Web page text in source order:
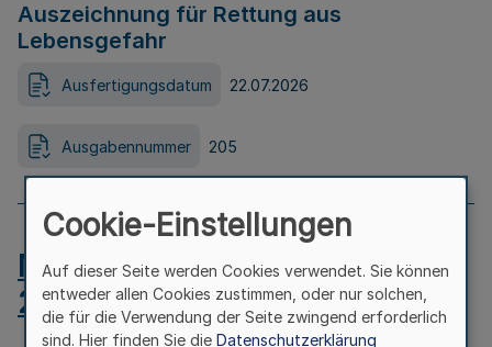
Auszeichnung für Rettung aus
Lebensgefahr
Ausfertigungsdatum 22.07.2026
Ausgabennummer 205
MB.NRW 2026 Nr. 204 vom
24.07.2026
Cookie-Einstellungen
Auf dieser Seite werden Cookies verwendet. Sie können
entweder allen Cookies zustimmen, oder nur solchen,
die für die Verwendung der Seite zwingend erforderlich
sind. Hier finden Sie die Datenschutzerklärung